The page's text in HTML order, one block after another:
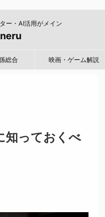
ー・AI活用がメイン
総合 映画・ゲーム解説
知っておくべ